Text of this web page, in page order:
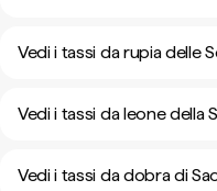
Vedi i tassi da rupia delle
Vedi i tassi da leone della
Vedi i tassi da dobra di